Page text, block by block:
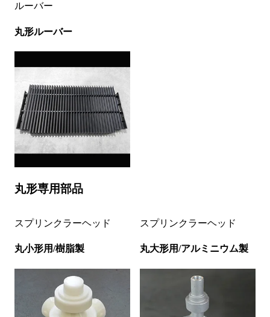
ルーバー
丸形ルーバー
丸形専用部品
スプリンクラーヘッド
丸小形用/樹脂製
スプリンクラーヘッド
丸大形用/アルミニウム製